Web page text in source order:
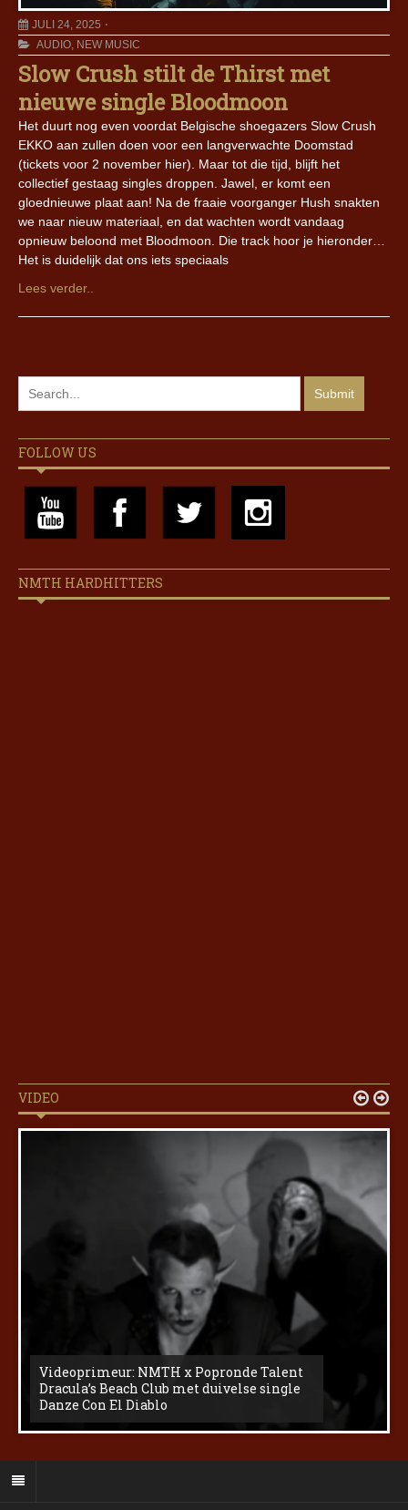
JULI 24, 2025
AUDIO, NEW MUSIC
Slow Crush stilt de Thirst met
nieuwe single Bloodmoon
Het duurt nog even voordat Belgische shoegazers Slow Crush
EKKO aan zullen doen voor een langverwachte Doomstad
(tickets voor 2 november hier). Maar tot die tijd, blijft het
collectief gestaag singles droppen. Jawel, er komt een
gloednieuwe plaat aan! Na de fraaie voorganger Hush snakten
we naar nieuw materiaal, en dat wachten wordt vandaag
opnieuw beloond met Bloodmoon. Die track hoor je hieronder…
Het is duidelijk dat ons iets speciaals
Lees verder..
FOLLOW US
NMTH HARDHITTERS
VIDEO
Videoprimeur: NMTH x Popronde Talent
Dracula’s Beach Club met duivelse single
Danze Con El Diablo
 